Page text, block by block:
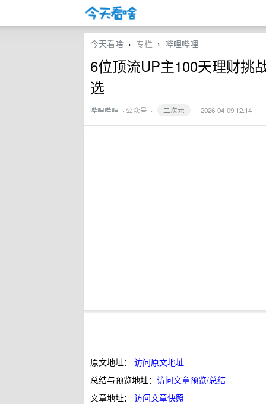
今天看啥 › 专栏 › 哔哩哔哩
6位顶流UP主100天理财挑
选
哔哩哔哩 · 公众号 · 二次元 · 2026-04-09 12:14
原文地址： 访问原文地址
总结与预览地址： 访问文章预览/总结
文章地址： 访问文章快照